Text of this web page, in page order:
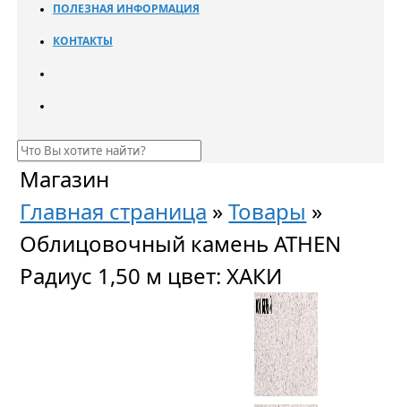
ПОЛЕЗНАЯ ИНФОРМАЦИЯ
КОНТАКТЫ
Магазин
Главная страница »Товары »
Облицовочный камень ATHEN
Радиус 1,50 м цвет: ХАКИ